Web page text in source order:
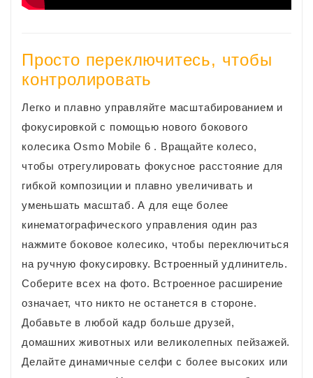
Просто переключитесь, чтобы
контролировать
Легко и плавно управляйте масштабированием и
фокусировкой с помощью нового бокового
колесика Osmo Mobile 6 . Вращайте колесо,
чтобы отрегулировать фокусное расстояние для
гибкой композиции и плавно увеличивать и
уменьшать масштаб. А для еще более
кинематографического управления один раз
нажмите боковое колесико, чтобы переключиться
на ручную фокусировку. Встроенный удлинитель.
Соберите всех на фото. Встроенное расширение
означает, что никто не останется в стороне.
Добавьте в любой кадр больше друзей,
домашних животных или великолепных пейзажей.
Делайте динамичные селфи с более высоких или